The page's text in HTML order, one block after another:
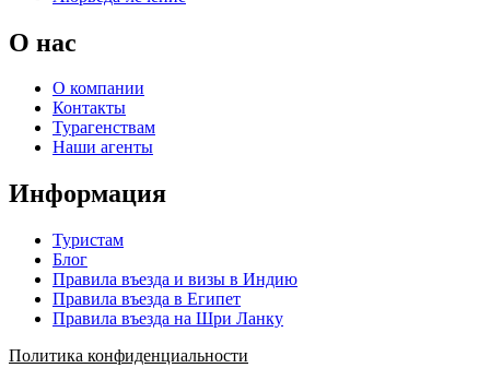
О нас
О компании
Контакты
Турагенствам
Наши агенты
Информация
Туристам
Блог
Правила въезда и визы в Индию
Правила въезда в Египет
Правила въезда на Шри Ланку
Политика конфиденциальности